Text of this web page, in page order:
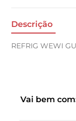
Descrição
REFRIG WEWI
Vai bem